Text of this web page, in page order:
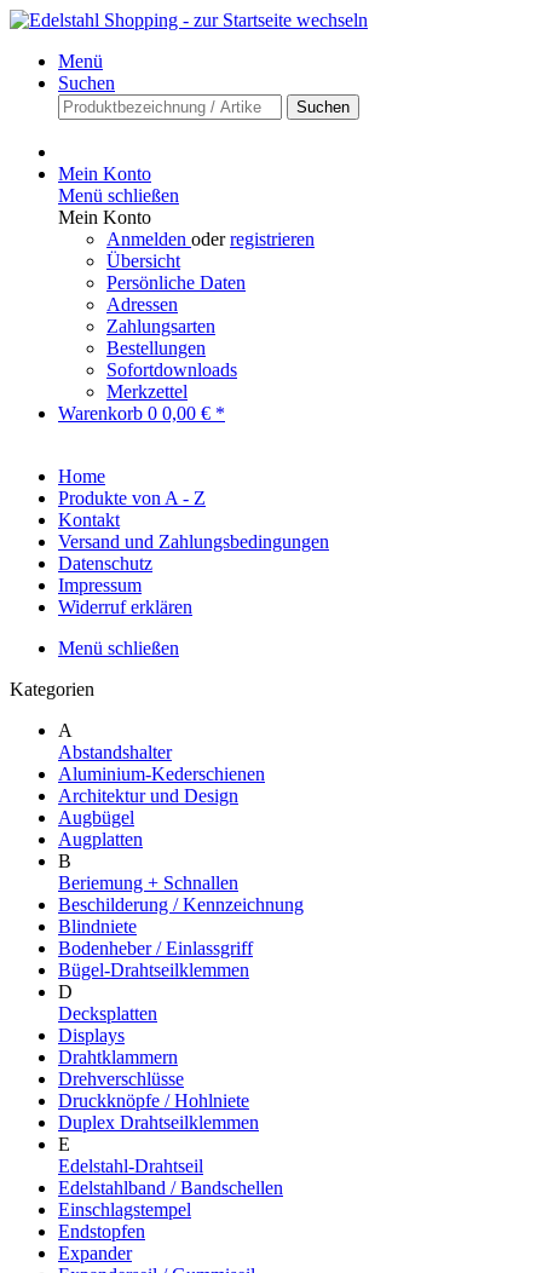
Menü
Suchen
Suchen
Mein Konto
Menü schließen
Mein Konto
Anmelden oderregistrieren
Übersicht
Persönliche Daten
Adressen
Zahlungsarten
Bestellungen
Sofortdownloads
Merkzettel
Warenkorb 0 0,00 € *
Home
Produkte von A - Z
Kontakt
Versand und Zahlungsbedingungen
Datenschutz
Impressum
Widerruf erklären
Menü schließen
Kategorien
A
Abstandshalter
Aluminium-Kederschienen
Architektur und Design
Augbügel
Augplatten
B
Beriemung + Schnallen
Beschilderung / Kennzeichnung
Blindniete
Bodenheber / Einlassgriff
Bügel-Drahtseilklemmen
D
Decksplatten
Displays
Drahtklammern
Drehverschlüsse
Druckknöpfe / Hohlniete
Duplex Drahtseilklemmen
E
Edelstahl-Drahtseil
Edelstahlband / Bandschellen
Einschlagstempel
Endstopfen
Expander